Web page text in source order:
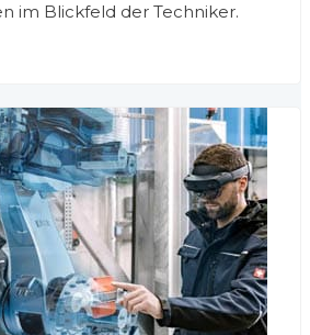
im Blickfeld der Techniker.